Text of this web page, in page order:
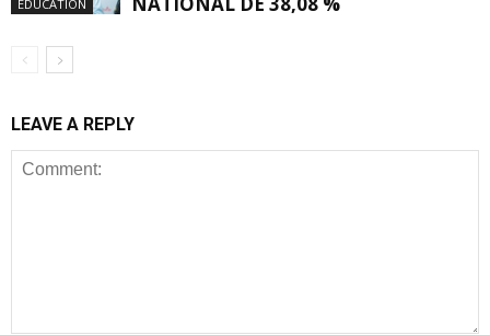
EDUCATION
LEAVE A REPLY